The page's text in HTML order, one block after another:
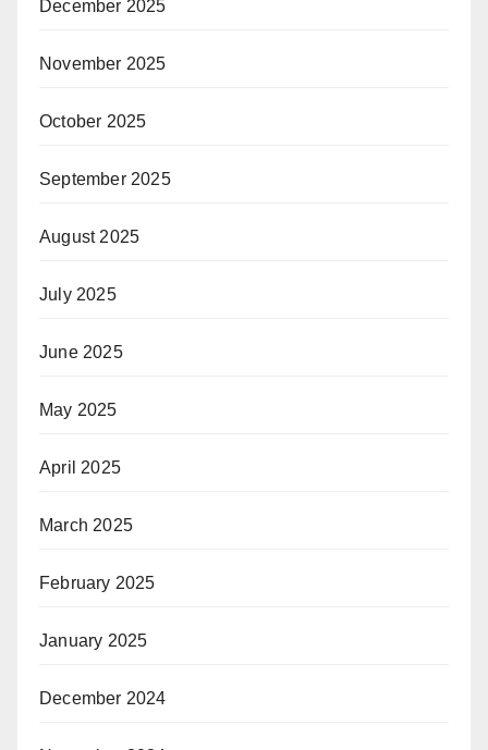
December 2025
November 2025
October 2025
September 2025
August 2025
July 2025
June 2025
May 2025
April 2025
March 2025
February 2025
January 2025
December 2024